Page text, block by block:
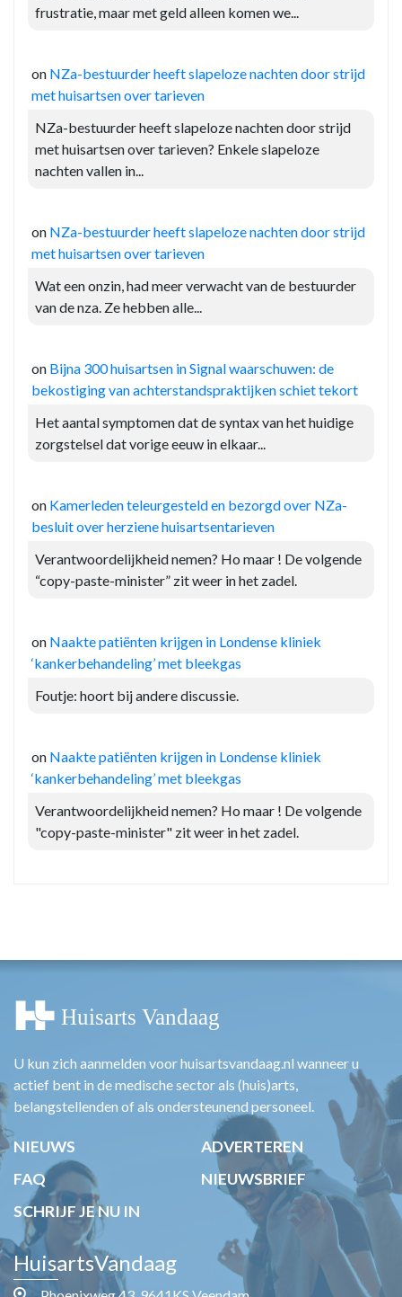
frustratie, maar met geld alleen komen we...
on NZa-bestuurder heeft slapeloze nachten door strijd
met huisartsen over tarieven
NZa-bestuurder heeft slapeloze nachten door strijd
met huisartsen over tarieven? Enkele slapeloze
nachten vallen in...
on NZa-bestuurder heeft slapeloze nachten door strijd
met huisartsen over tarieven
Wat een onzin, had meer verwacht van de bestuurder
van de nza. Ze hebben alle...
on Bijna 300 huisartsen in Signal waarschuwen: de
bekostiging van achterstandspraktijken schiet tekort
Het aantal symptomen dat de syntax van het huidige
zorgstelsel dat vorige eeuw in elkaar...
on Kamerleden teleurgesteld en bezorgd over NZa-
besluit over herziene huisartsentarieven
Verantwoordelijkheid nemen? Ho maar ! De volgende
“copy-paste-minister” zit weer in het zadel.
on Naakte patiënten krijgen in Londense kliniek
‘kankerbehandeling’ met bleekgas
Foutje: hoort bij andere discussie.
on Naakte patiënten krijgen in Londense kliniek
‘kankerbehandeling’ met bleekgas
Verantwoordelijkheid nemen? Ho maar ! De volgende
"copy-paste-minister" zit weer in het zadel.
U kun zich aanmelden voor huisartsvandaag.nl wanneer u
actief bent in de medische sector als (huis)arts,
belangstellenden of als ondersteunend personeel.
NIEUWS
ADVERTEREN
FAQ
NIEUWSBRIEF
SCHRIJF JE NU IN
HuisartsVandaag